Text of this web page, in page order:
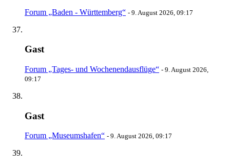
Forum „Baden - Württemberg“ - 9. August 2026, 09:17
Gast
Forum „Tages- und Wochenendausflüge“ - 9. August 2026,
09:17
Gast
Forum „Museumshafen“ - 9. August 2026, 09:17